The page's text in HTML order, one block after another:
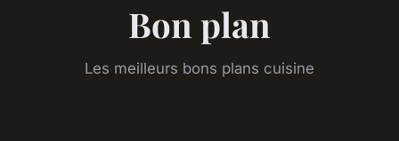
Bon plan
Les meilleurs bons plans cuisine